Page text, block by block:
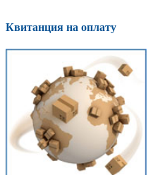
Квитанция на оплату